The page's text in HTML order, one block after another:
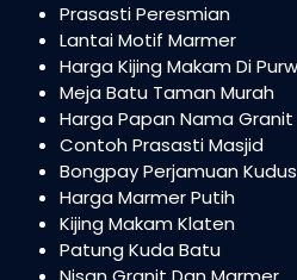
Prasasti Peresmian
Lantai Motif Marmer
Harga Kijing Makam Di
Meja Batu Taman Murah
Harga Papan Nama Granit
Contoh Prasasti Masjid
Bongpay Perjamuan
Harga Marmer Putih
Kijing Makam Klaten
Patung Kuda Batu